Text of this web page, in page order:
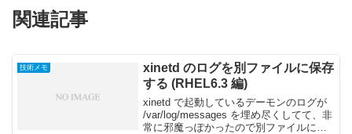
関連記事
技術メモ
xinetd のログを別ファイルに保存
する (RHEL6.3 編)
xinetd で起動しているデーモンのログが
/var/log/messages を埋め尽くしてて、非
常に邪魔っぽかったので別ファイルに書